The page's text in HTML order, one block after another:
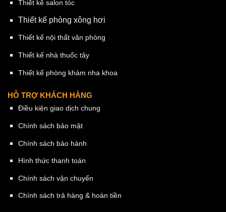
Thiết kế salon tóc
Thiết kế phòng xông hơi
Thiết kế nội thất văn phòng
Thiết kế nhà thuốc tây
Thiết kế phòng khám nha khoa
HỖ TRỢ KHÁCH HÀNG
Điều kiện giao dịch chung
Chính sách bảo mật
Chính sách bảo hành
Hình thức thanh toán
Chính sách vận chuyển
Chính sách trả hàng & hoàn tiền